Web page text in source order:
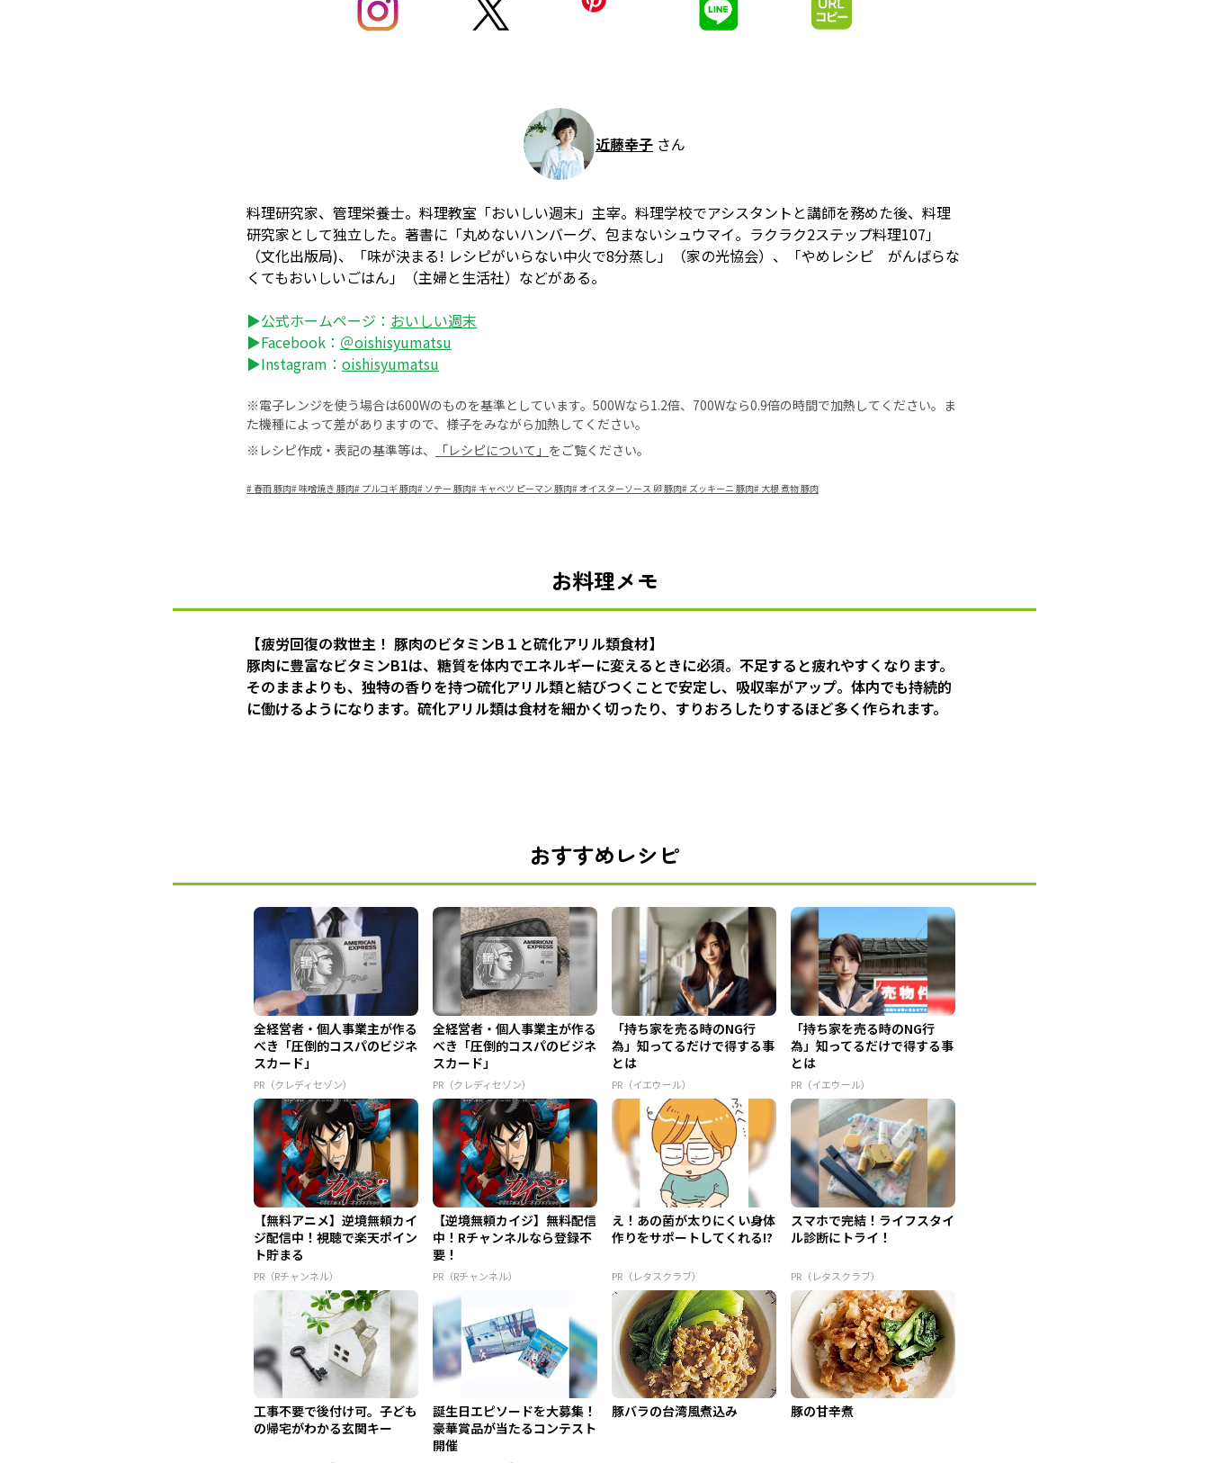
近藤幸子 さん
料理研究家、管理栄養士。料理教室「おいしい週末」主宰。料理学校でアシスタントと講師を務めた後、料理
研究家として独立した。著書に「丸めないハンバーグ、包まないシュウマイ。ラクラク2ステップ料理107」
（文化出版局)、「味が決まる! レシピがいらない中火で8分蒸し」（家の光協会）、「やめレシピ がんばらな
くてもおいしいごはん」（主婦と生活社）などがある。
▶公式ホームページ： おいしい週末
▶Facebook： ＠oishisyumatsu
▶Instagram： oishisyumatsu
※電子レンジを使う場合は600Wのものを基準としています。500Wなら1.2倍、700Wなら0.9倍の時間で加熱してください。ま
た機種によって差がありますので、様子をみながら加熱してください。
※レシピ作成・表記の基準等は、
「レシピについて」 をご覧ください。
# 春雨 豚肉#味噌焼き 豚肉# プルコギ 豚肉# ソテー 豚肉# キャベツ ピーマン 豚肉#オイスターソース 卵 豚肉# ズッキーニ 豚肉# 大根 煮物 豚肉
お料理メモ
【疲労回復の救世主！ 豚肉のビタミンB１と硫化アリル類食材】
豚肉に豊富なビタミンB1は、糖質を体内でエネルギーに変えるときに必須。不足すると疲れやすくなります。
そのままよりも、独特の香りを持つ硫化アリル類と結びつくことで安定し、吸収率がアップ。体内でも持続的
に働けるようになります。硫化アリル類は食材を細かく切ったり、すりおろしたりするほど多く作られます。
おすすめレシピ
全経営者・個人事業主が作る
べき「圧倒的コスパのビジネ
スカード」
PR（クレディセゾン）
全経営者・個人事業主が作る
べき「圧倒的コスパのビジネ
スカード」
PR（クレディセゾン）
「持ち家を売る時のNG行
為」知ってるだけで得する事
とは
PR（イエウール）
「持ち家を売る時のNG行
為」知ってるだけで得する事
とは
PR（イエウール）
【無料アニメ】逆境無頼カイ
ジ配信中！視聴で楽天ポイン
ト貯まる
PR（Rチャンネル）
【逆境無頼カイジ】無料配信
中！Rチャンネルなら登録不
要！
PR（Rチャンネル）
え！あの菌が太りにくい身体
作りをサポートしてくれる!?
PR（レタスクラブ）
スマホで完結！ライフスタイ
ル診断にトライ！
PR（レタスクラブ）
工事不要で後付け可。子ども
の帰宅がわかる玄関キー
誕生日エピソードを大募集！
豪華賞品が当たるコンテスト
開催
豚バラの台湾風煮込み 豚の甘辛煮